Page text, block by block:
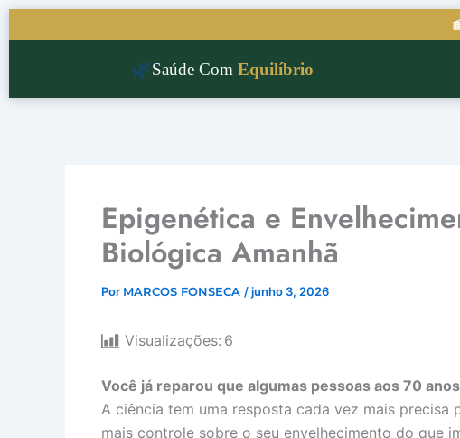
🌿Saúde Com Equilíbrio
Epigenética e
Biológica Amanhã
Por MARCOS FONSECA /junho 3, 2026
Visualizações: 6
Você já reparou que algumas pessoas aos 70
A ciência tem uma resposta cada vez mais precisa
mais controle sobre o seu envelhecimento do que